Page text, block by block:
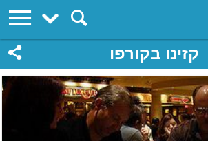
קזינו בקורפו